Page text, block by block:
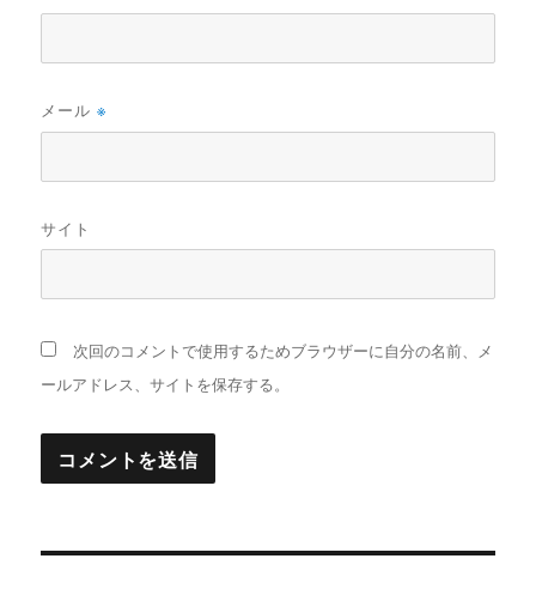
メール※
サイト
次回のコメントで使用するためブラウザーに自分の名前、メ
ールアドレス、サイトを保存する。